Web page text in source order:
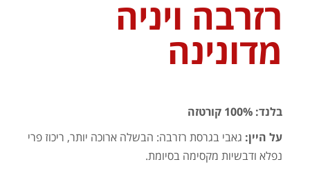
רזרבה ויניה
מדונינה
בלנד: 100% קורטזה
על היין: גאבי בגרסת רזרבה: הבשלה ארוכה יותר, ריכוז פרי
נפלא ודבשיות מקסימה בסיומת.